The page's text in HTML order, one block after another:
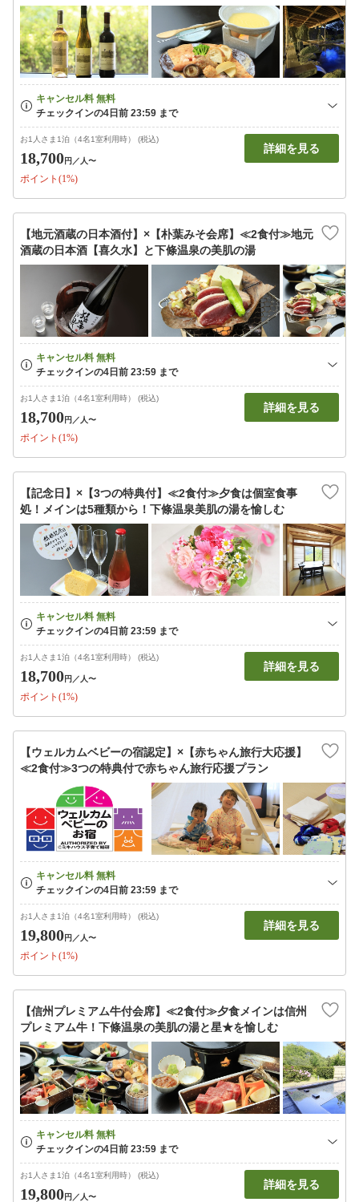
お1人さま1泊（4名1室利用時） (税込)
18,700円 ／人〜
ポイント(1%)
詳細を見る
【地元酒蔵の日本酒付】×【朴葉みそ会席】≪2食付≫地元
酒蔵の日本酒【喜久水】と下條温泉の美肌の湯
お1人さま1泊（4名1室利用時） (税込)
18,700円 ／人〜
ポイント(1%)
詳細を見る
【記念日】×【3つの特典付】≪2食付≫夕食は個室食事
処！メインは5種類から！下條温泉美肌の湯を愉しむ
お1人さま1泊（4名1室利用時） (税込)
18,700円 ／人〜
ポイント(1%)
詳細を見る
【ウェルカムベビーの宿認定】×【赤ちゃん旅行大応援】
≪2食付≫3つの特典付で赤ちゃん旅行応援プラン
お1人さま1泊（4名1室利用時） (税込)
19,800円 ／人〜
ポイント(1%)
詳細を見る
【信州プレミアム牛付会席】≪2食付≫夕食メインは信州
プレミアム牛！下條温泉の美肌の湯と星★を愉しむ
お1人さま1泊（4名1室利用時） (税込)
19,800円 ／人〜
詳細を見る